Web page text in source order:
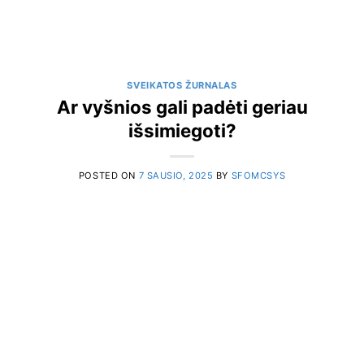
SVEIKATOS ŽURNALAS
Ar vyšnios gali padėti geriau
išsimiegoti?
POSTED ON 7 SAUSIO, 2025 BY SFOMCSYS